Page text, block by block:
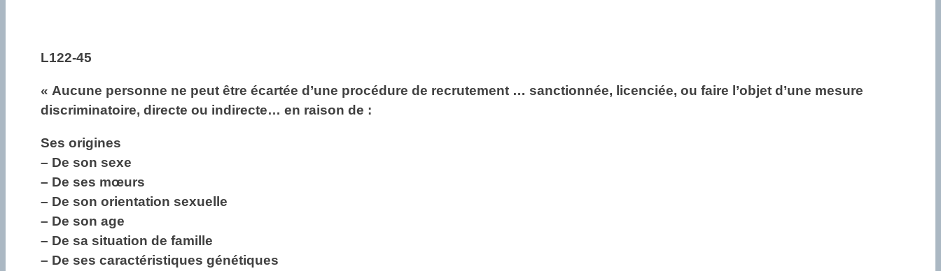
L122-45
« Aucune personne ne peut être écartée d’une procédure de recrutement … sanctionnée, licenciée, ou faire l’objet d’une mesure
discriminatoire, directe ou indirecte… en raison de :
Ses origines
– De son sexe
– De ses mœurs
– De son orientation sexuelle
– De son age
– De sa situation de famille
– De ses caractéristiques génétiques